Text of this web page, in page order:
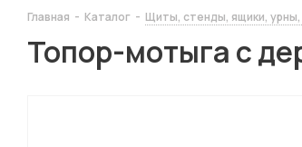
Главная - Каталог - Щиты, стенды, ящики,
Топор-мотыга с